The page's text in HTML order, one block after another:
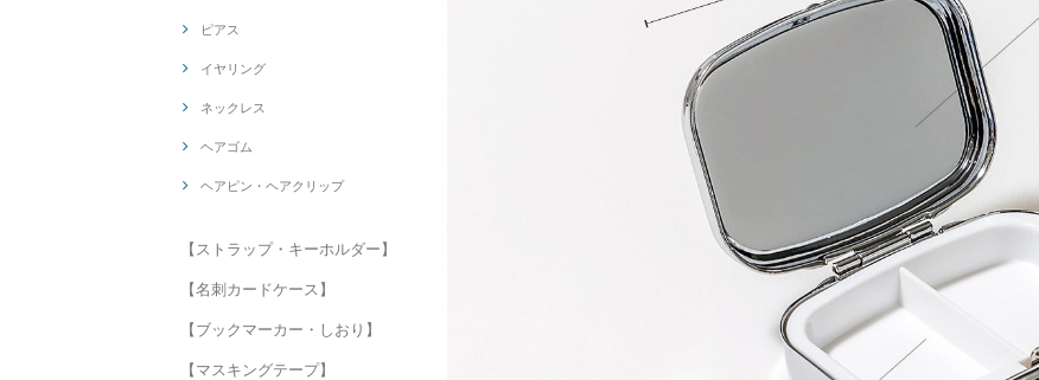
ピアス
イヤリング
ネックレス
ヘアゴム
ヘアピン・ヘアクリップ
【ストラップ・キーホルダー】
【名刺カードケース】
【ブックマーカー・しおり】
【マスキングテープ】